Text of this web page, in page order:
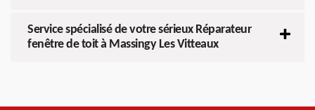
Service spécialisé de votre sérieux Réparateur
fenêtre de toit à Massingy Les Vitteaux